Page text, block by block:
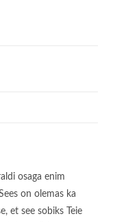
osaga enim
on olemas ka
et see sobiks Teie